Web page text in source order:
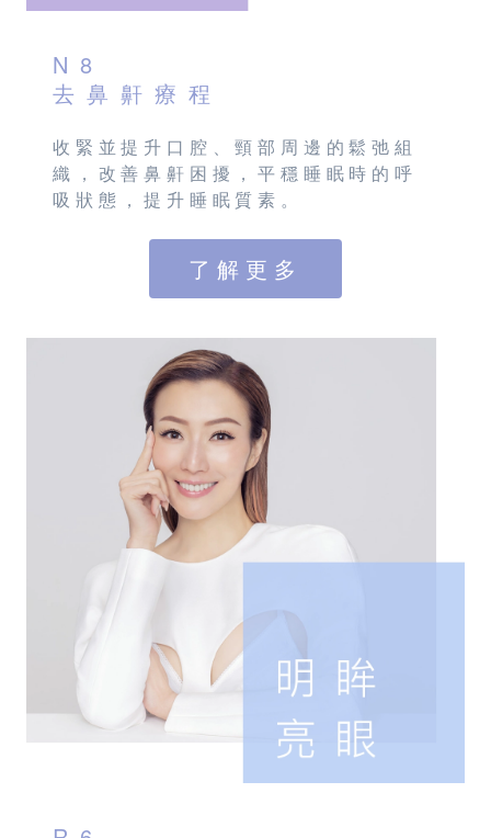
N8
去鼻鼾療程
收緊並提升口腔、頸部周邊的鬆弛組
織，改善鼻鼾困擾，平穩睡眠時的呼
吸狀態，提升睡眠質素。
了解更多